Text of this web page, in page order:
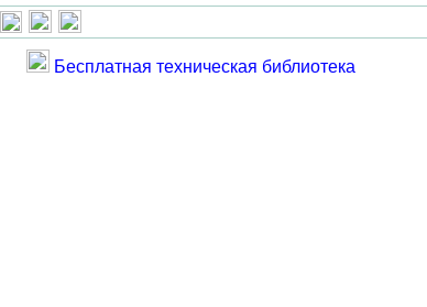
Бесплатная техническая библиотека